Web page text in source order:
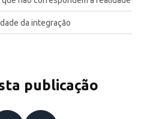
da integração
publicação